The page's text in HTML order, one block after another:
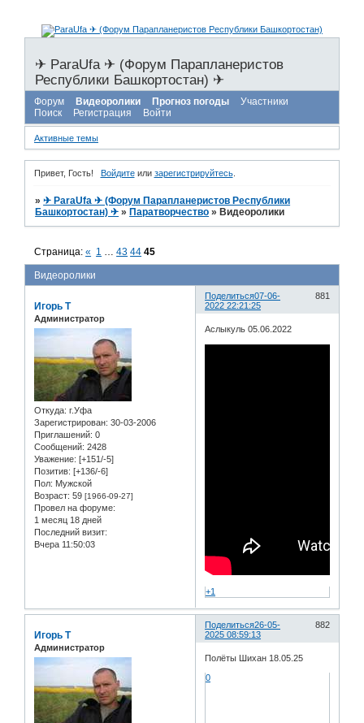
✈ ParaUfa ✈ (Форум Парапланеристов
Республики Башкортостан) ✈
Форум Видеоролики Прогноз погоды
Участники
Поиск
Регистрация Войти
Активные темы
Привет, Гость! Войдитеили зарегистрируйтесь.
»✈ ParaUfa ✈ (Форум Парапланеристов Республики
Башкортостан) ✈ » Паратворчество » Видеоролики
Видеоролики
Страница:« 1 43 44 45
Поделиться 881
07-06-
2022 22:21:25
Игорь Т
Администратор
Откуда: г.Уфа
Зарегистрирован: 30-03-2006
Приглашений: 0
Сообщений: 2428
Уважение: [+151/-5]
Позитив: [+136/-6]
Пол: Мужской
Возраст: 59 [1966-09-27]
Провел на форуме:
1 месяц 18 дней
Последний визит:
Вчера 11:50:03
Аслыкуль 05.06.2022
+1
Поделиться 882
26-05-
2025 08:59:13
Игорь Т
Администратор
Полёты Шихан 18.05.25
0